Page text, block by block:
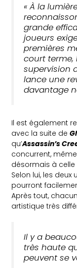
«À la
grande
joueurs
premières
court terme,
supervision
lance une
davantage
Il est également
avec la suite de
qu’Assassin’s
concurrent,
désormais à
Selon lui, les
pourront
Après tout,
artistique très
Il y a
très haute
peuvent se